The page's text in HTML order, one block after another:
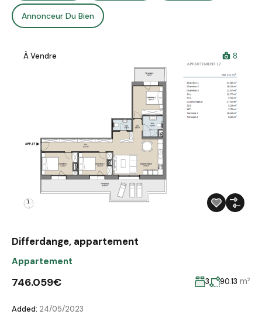
Annonceur Du Bien
À Vendre 8
Differdange, appartement
Appartement
746.059€ 3 90.13 m²
Added: 24/05/2023